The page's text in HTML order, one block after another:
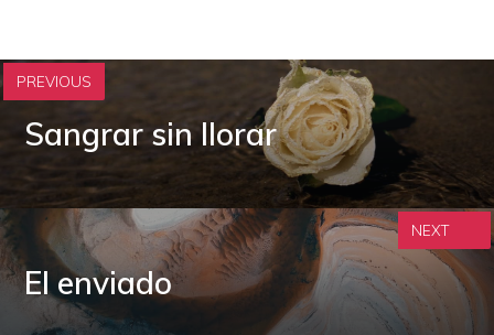
PREVIOUS
Sangrar sin llorar
El enviado
NEXT